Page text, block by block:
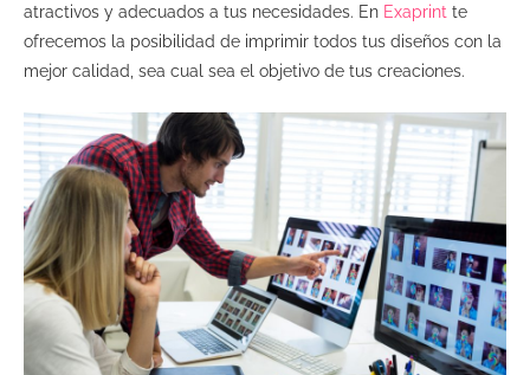
atractivos y adecuados a tus necesidades. En Exaprint te
ofrecemos la posibilidad de imprimir todos tus diseños con la
mejor calidad, sea cual sea el objetivo de tus creaciones.